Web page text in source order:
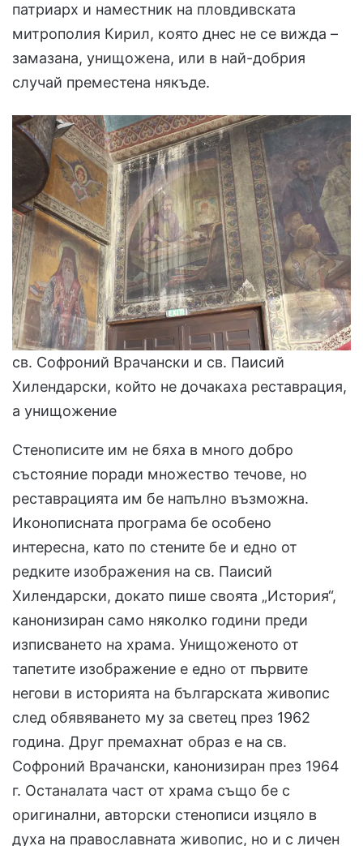
патриарх и наместник на пловдивската
митрополия Кирил, която днес не се вижда –
замазана, унищожена, или в най-добрия
случай преместена някъде.
св. Софроний Врачански и св. Паисий
Хилендарски, който не дочакаха реставрация,
а унищожение
Стенописите им не бяха в много добро
състояние поради множество течове, но
реставрацията им бе напълно възможна.
Иконописната програма бе особено
интересна, като по стените бе и едно от
редките изображения на св. Паисий
Хилендарски, докато пише своята „История“,
канонизиран само няколко години преди
изписването на храма. Унищоженото от
тапетите изображение е едно от първите
негови в историята на българската живопис
след обявяването му за светец през 1962
година. Друг премахнат образ е на св.
Софроний Врачански, канонизиран през 1964
г. Останалата част от храма също бе с
оригинални, авторски стенописи изцяло в
духа на православната живопис, но и с личен